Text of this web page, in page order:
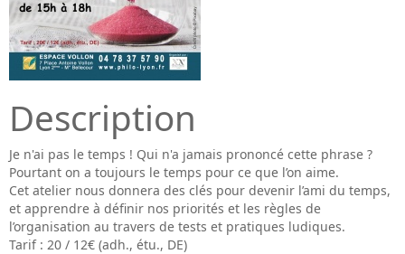
Description
Je n'ai pas le temps ! Qui n'a jamais prononcé cette phrase ?
Pourtant on a toujours le temps pour ce que l’on aime.
Cet atelier nous donnera des clés pour devenir l’ami du temps,
et apprendre à définir nos priorités et les règles de
l’organisation au travers de tests et pratiques ludiques.
Tarif : 20 / 12€ (adh., étu., DE)